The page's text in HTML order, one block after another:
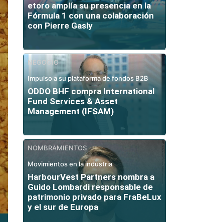
etoro amplía su presencia en la
Fórmula 1 con una colaboración
con Pierre Gasly
NEGOCIO
Impulso a su plataforma de fondos B2B
ODDO BHF compra International
Fund Services & Asset
Management (IFSAM)
NOMBRAMIENTOS
Movimientos en la industria
HarbourVest Partners nombra a
Guido Lombardi responsable de
patrimonio privado para FraBeLux
y el sur de Europa